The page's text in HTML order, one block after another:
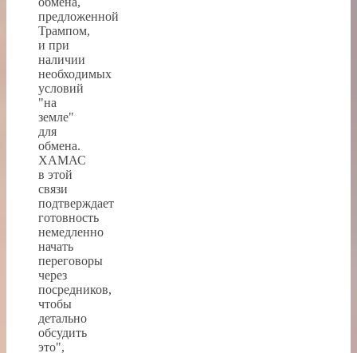
предложенной
Трампом,
и при
наличии
необходимых
условий
"на
земле"
для
обмена.
ХАМАС
в этой
связи
подтверждает
готовность
немедленно
начать
переговоры
через
посредников,
чтобы
детально
обсудить
это",